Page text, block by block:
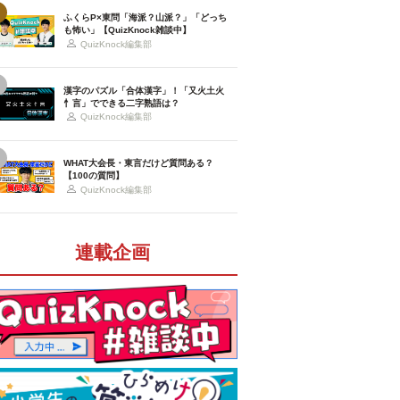
ふくらP×東問「海派？山派？」「どっち
も怖い」【QuizKnock雑談中】
QuizKnock編集部
漢字のパズル「合体漢字」！「又火土火
忄言」でできる二字熟語は？
QuizKnock編集部
WHAT大会長・東言だけど質問ある？
【100の質問】
QuizKnock編集部
連載企画